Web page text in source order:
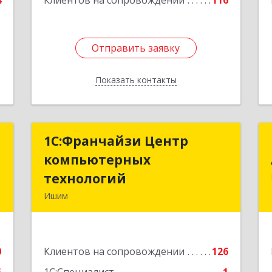
Отправить заявку
Показать контакты
Отправить заявку
Назад
1С:Франчайзи Центр
компьютерных
технологий
Ишим
Клиентов на сопровождении
126
1С:Франчайзи Центр
компьютерных
Подробнее